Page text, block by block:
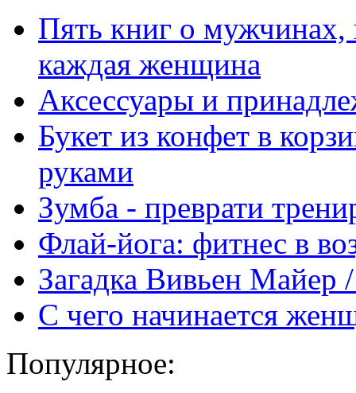
Пять книг о мужчинах,
каждая женщина
Аксессуары и
Букет из конфет в
руками
Зумба - преврати
Флай-йога: фитнес в
Загадка Вивьен
С чего начинается
Популярное: